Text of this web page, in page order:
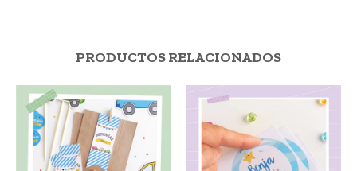
PRODUCTOS RELACIONADOS